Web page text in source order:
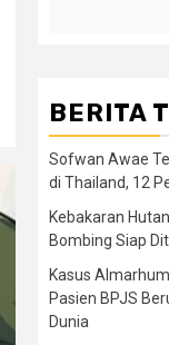
BERITA
Sofwan Awae
di Thailand, 12
Kebakaran
Bombing Siap
Kasus
Pasien BPJS
Dunia